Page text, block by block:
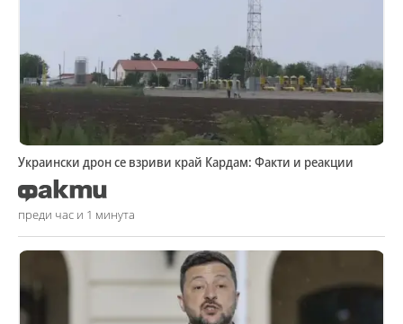
Украински дрон се взриви край Кардам: Факти и реакции
преди час и 1 минута